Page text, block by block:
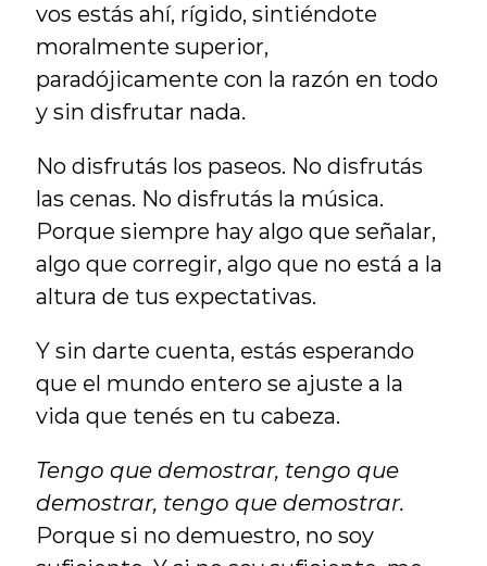
vos estás ahí, rígido, sintiéndote
moralmente superior,
paradójicamente con la razón en todo
y sin disfrutar nada.
No disfrutás los paseos. No disfrutás
las cenas. No disfrutás la música.
Porque siempre hay algo que señalar,
algo que corregir, algo que no está a la
altura de tus expectativas.
Y sin darte cuenta, estás esperando
que el mundo entero se ajuste a la
vida que tenés en tu cabeza.
Tengo que demostrar, tengo que
demostrar, tengo que demostrar.
Porque si no demuestro, no soy